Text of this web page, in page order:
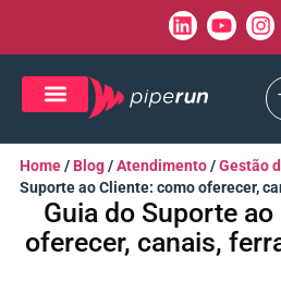
Home/ Blog/Atendimento/Gestão
Suporte ao Cliente: como oferecer,
Guia do Suporte
oferecer, canais,